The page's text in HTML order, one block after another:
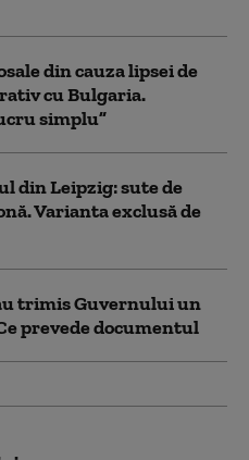
din cauza lipsei de
cu Bulgaria.
simplu”
din Leipzig: sute de
Varianta exclusă de
trimis Guvernului un
prevede documentul